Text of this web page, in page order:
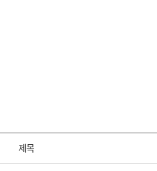
제목